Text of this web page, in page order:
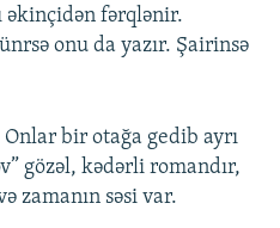
əkinçidən fərqlənir.
onu da yazır. Şairinsə
bir otağa gedib ayrı
gözəl, kədərli romandır,
zamanın səsi var.